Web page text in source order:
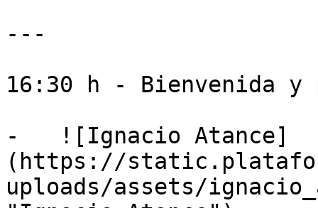
---
16:30 h - Bienvenida y
-   ![Ignacio Atance]
(https://
uploads/assets/